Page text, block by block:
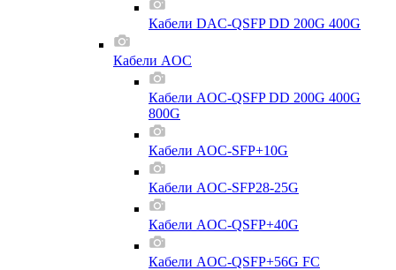
Кабели DAC-QSFP DD 200G 400G
Кабели AOC
Кабели AOC-QSFP DD 200G 400G
800G
Кабели AOC-SFP+10G
Кабели AOC-SFP28-25G
Кабели AOC-QSFP+40G
Кабели AOC-QSFP+56G FC